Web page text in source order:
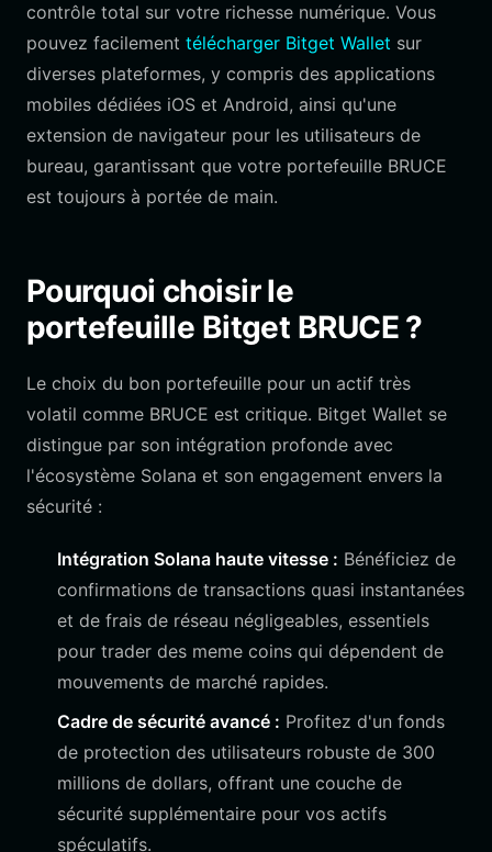
contrôle total sur votre richesse numérique. Vous
pouvez facilement télécharger Bitget Wallet sur
diverses plateformes, y compris des applications
mobiles dédiées iOS et Android, ainsi qu'une
extension de navigateur pour les utilisateurs de
bureau, garantissant que votre portefeuille BRUCE
est toujours à portée de main.
Pourquoi choisir le
portefeuille Bitget BRUCE ?
Le choix du bon portefeuille pour un actif très
volatil comme BRUCE est critique. Bitget Wallet se
distingue par son intégration profonde avec
l'écosystème Solana et son engagement envers la
sécurité :
Intégration Solana haute vitesse : Bénéficiez de
confirmations de transactions quasi instantanées
et de frais de réseau négligeables, essentiels
pour trader des meme coins qui dépendent de
mouvements de marché rapides.
Cadre de sécurité avancé : Profitez d'un fonds
de protection des utilisateurs robuste de 300
millions de dollars, offrant une couche de
sécurité supplémentaire pour vos actifs
spéculatifs.